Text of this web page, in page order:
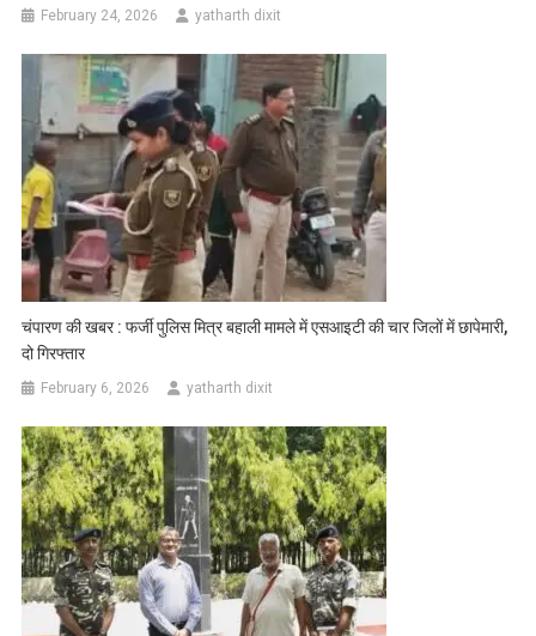
February 24, 2026 yatharth dixit
चंपारण की खबर : फर्जी पुलिस मित्र बहाली मामले में एसआइटी की चार जिलों में छापेमारी,
दो गिरफ्तार
February 6, 2026 yatharth dixit